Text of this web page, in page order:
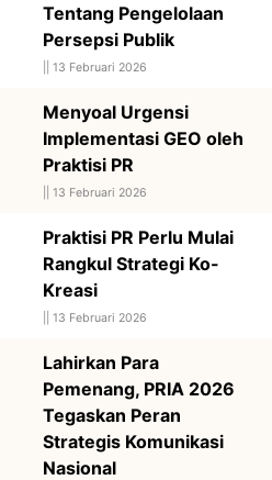
Tentang Pengelolaan
Persepsi Publik
13 Februari 2026
Menyoal Urgensi
Implementasi GEO oleh
Praktisi PR
13 Februari 2026
Praktisi PR Perlu Mulai
Rangkul Strategi Ko-
Kreasi
13 Februari 2026
Lahirkan Para
Pemenang, PRIA 2026
Tegaskan Peran
Strategis Komunikasi
Nasional